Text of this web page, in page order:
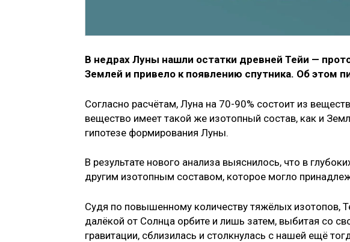
В недрах Луны нашли остатки древней Тейи —
Землей и привело к появлению спутника. Об этом
Согласно расчётам, Луна на 70-90% состоит из
вещество имеет такой же изотопный состав, как и
гипотезе формирования Луны.
В результате нового анализа выяснилось, что в
другим изотопным составом, которое могло
Судя по повышенному количеству тяжёлых изотопов,
далёкой от Солнца орбите и лишь затем, выбитая со
гравитации, сблизилась и столкнулась с нашей ещё